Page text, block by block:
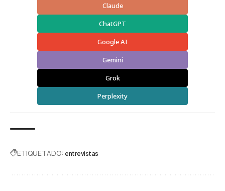
Claude
ChatGPT
Google AI
Gemini
Grok
Perplexity
ETIQUETADO: entrevistas